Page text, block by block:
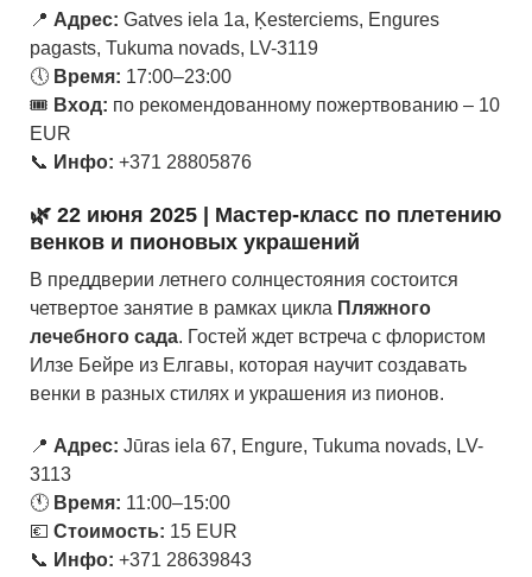
📍 Адрес: Gatves iela 1a, Ķesterciems, Engures
pagasts, Tukuma novads, LV-3119
🕔 Время: 17:00–23:00
🎟 Вход: по рекомендованному пожертвованию – 10
EUR
📞 Инфо: +371 28805876
🌿 22 июня 2025 | Мастер-класс по плетению
венков и пионовых украшений
В преддверии летнего солнцестояния состоится
четвертое занятие в рамках цикла Пляжного
лечебного сада. Гостей ждет встреча с флористом
Илзе Бейре из Елгавы, которая научит создавать
венки в разных стилях и украшения из пионов.
📍 Адрес: Jūras iela 67, Engure, Tukuma novads, LV-
3113
🕚 Время: 11:00–15:00
💶 Стоимость: 15 EUR
📞 Инфо: +371 28639843